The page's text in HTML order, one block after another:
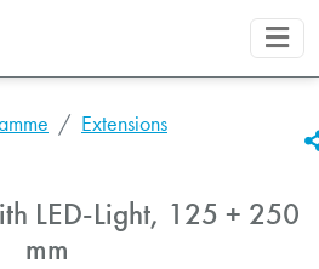
Extensions
LED-Light, 125 + 250
mm